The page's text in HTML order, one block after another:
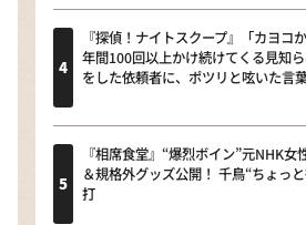
『探偵！ナイトスクープ』「カヨコ
年間100回以上かけ続けてくる見知
をした依頼者に、ポツリと呟いた言
『相席食堂』“爆烈ボイン”元NHK
＆規格外グッズ公開！ 千鳥“ちょっ
打